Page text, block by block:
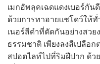
เมกอัพลุคเฉดแดงเบอร์กัน
ด้วยการทาอายแชโดว์ให้
เนอร์สีดำที่ตัดกันอย่างสวย
ธรรมชาติ เพียงลงสีเปลือ
สปอตไลท์ไปที่ริมฝีปาก ด้ว